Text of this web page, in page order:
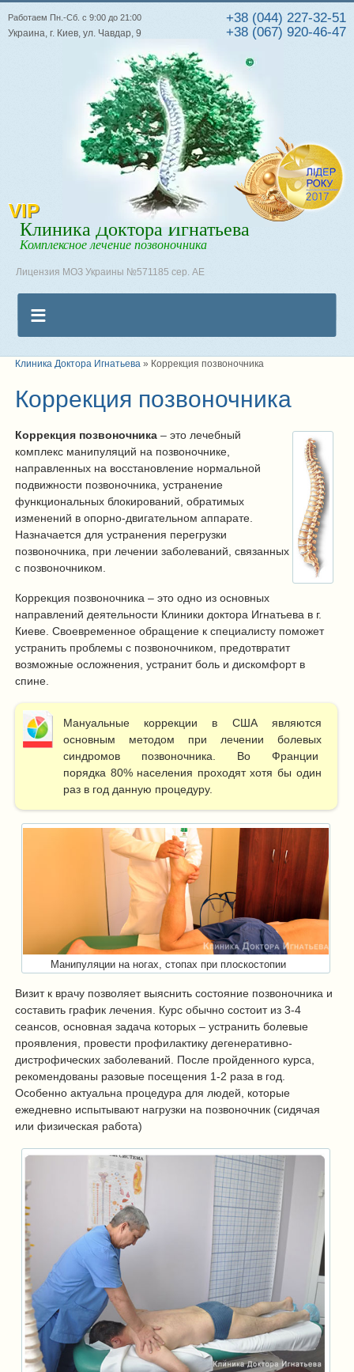
+38 (044) 227-32-51
+38 (067) 920-46-47
Работаем Пн.-Сб. с 9:00 до 21:00
Украина, г. Киев, ул. Чавдар, 9
VIP
Клиника Доктора Игнатьева
Комплексное лечение позвоночника
Лицензия МОЗ Украины №571185 сер. АЕ
Клиника Доктора Игнатьева » Коррекция позвоночника
Коррекция позвоночника
Коррекция позвоночника – это лечебный
комплекс манипуляций на позвоночнике,
направленных на восстановление нормальной
подвижности позвоночника, устранение
функциональных блокирований, обратимых
изменений в опорно-двигательном аппарате.
Назначается для устранения перегрузки
позвоночника, при лечении заболеваний, связанных
с позвоночником.
Коррекция позвоночника – это одно из основных
направлений деятельности Клиники доктора Игнатьева в г.
Киеве. Своевременное обращение к специалисту поможет
устранить проблемы с позвоночником, предотвратит
возможные осложнения, устранит боль и дискомфорт в
спине.
Мануальные коррекции в США являются
основным методом при лечении болевых
синдромов позвоночника. Во Франции
порядка 80% населения проходят хотя бы один
раз в год данную процедуру.
Манипуляции на ногах, стопах при плоскостопии
Визит к врачу позволяет выяснить состояние позвоночника и
составить график лечения. Курс обычно состоит из 3-4
сеансов, основная задача которых – устранить болевые
проявления, провести профилактику дегенеративно-
дистрофических заболеваний. После пройденного курса,
рекомендованы разовые посещения 1-2 раза в год.
Особенно актуальна процедура для людей, которые
ежедневно испытывают нагрузки на позвоночник (сидячая
или физическая работа)